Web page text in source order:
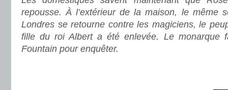
repousse. À l’extérieur de la maison, le même
Londres se retourne contre les magiciens, le
fille du roi Albert a été enlevée. Le monarque
Fountain pour enquêter.